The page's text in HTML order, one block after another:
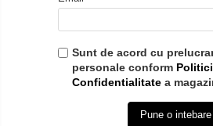
Sunt de acord cu
personale conform
Confidentialitate a
Pune o intebare